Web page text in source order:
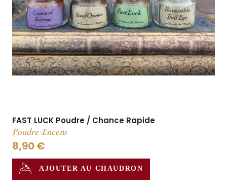
FAST LUCK Poudre / Chance Rapide
Poudre-Encens
8,90 €
AJOUTER AU CHAUDRON